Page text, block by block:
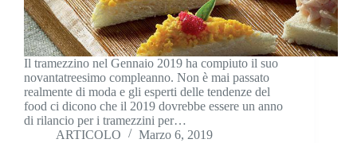
Il tramezzino nel Gennaio 2019 ha compiuto il suo
novantatreesimo compleanno. Non è mai passato
realmente di moda e gli esperti delle tendenze del
food ci dicono che il 2019 dovrebbe essere un anno
di rilancio per i tramezzini per…
ARTICOLO
Marzo 6, 2019